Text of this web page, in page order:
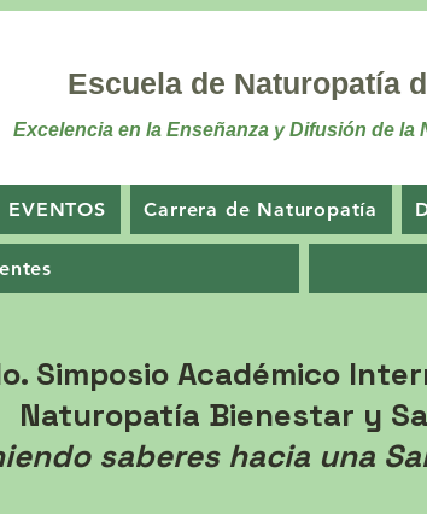
Escuela de Naturopatía
Excelencia en la Enseñanza y Difusión de la
EVENTOS Carrera de Naturopatía
Simposio Académico
Naturopatía Bienestar y
saberes hacia una